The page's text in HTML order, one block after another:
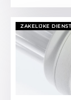
ZAKELIJKE